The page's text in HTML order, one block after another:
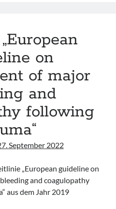
der
DGAI
on
of major
and
following
September 2022
„European guideline on
and coagulopathy
aus dem Jahr 2019